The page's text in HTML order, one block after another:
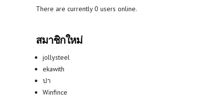
There are currently 0 users online.
สมาชิกใหม่
jollysteel
ekawith
ปา
Winfince